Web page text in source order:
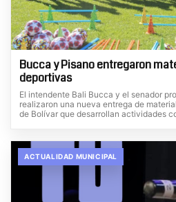
Bucca y Pisano entregaron
deportivas
El intendente Bali Bucca y el senador
realizaron una nueva entrega de
de Bolívar que desarrollan actividades
ACTUALIDAD MUNICIPAL